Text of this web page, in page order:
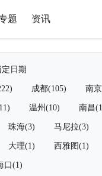
题 资讯
定日期
成都(105) 南
温州(10) 南昌
珠海(3) 马尼拉(3)
大理(1) 西雅图(1)
口(1)